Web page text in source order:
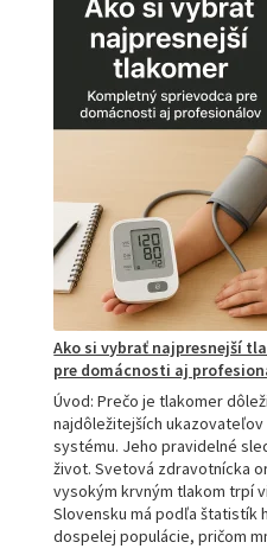
akupresúrnou
podložkou:
Ako
si
vybrať
tú
prečo
je
hitom
na
Slovensku?
Ako si vybrať najpresnejší
pre domácnosti aj
Úvod: Prečo je tlakomer
najdôležitejších
systému. Jeho pravidelné
život. Svetová zdravotnícka
vysokým krvným tlakom trpí
Slovensku má podľa štatistík
dospelej populácie, pričom